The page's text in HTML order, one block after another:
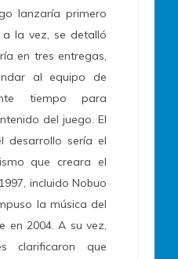
lanzaría primero
la vez, se detalló
en tres entregas,
al equipo de
tiempo para
del juego. El
desarrollo sería el
que creara el
incluido Nobuo
la música del
en 2004. A su vez,
clarificaron que